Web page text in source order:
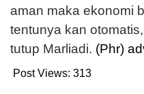
aman maka ekonomi
tentunya kan
tutup Marliadi. (Phr)
Post Views: 313